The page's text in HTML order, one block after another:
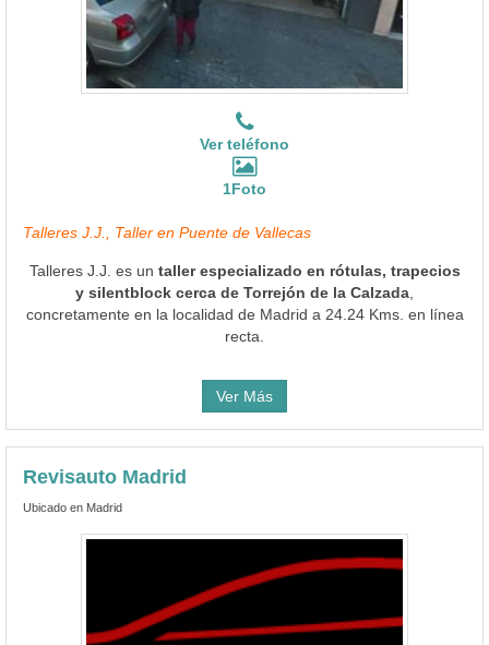
Ver teléfono
1Foto
Talleres J.J., Taller en Puente de Vallecas
Talleres J.J. es un taller especializado en rótulas, trapecios
y silentblock cerca de Torrejón de la Calzada
concretamente en la localidad de Madrid a 24.24 Kms. en línea
recta.
Ver Más
Revisauto Madrid
Ubicado en Madrid